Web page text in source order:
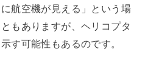
航空機が見える」という場
もありますが、ヘリコプタ
す可能性もあるのです。